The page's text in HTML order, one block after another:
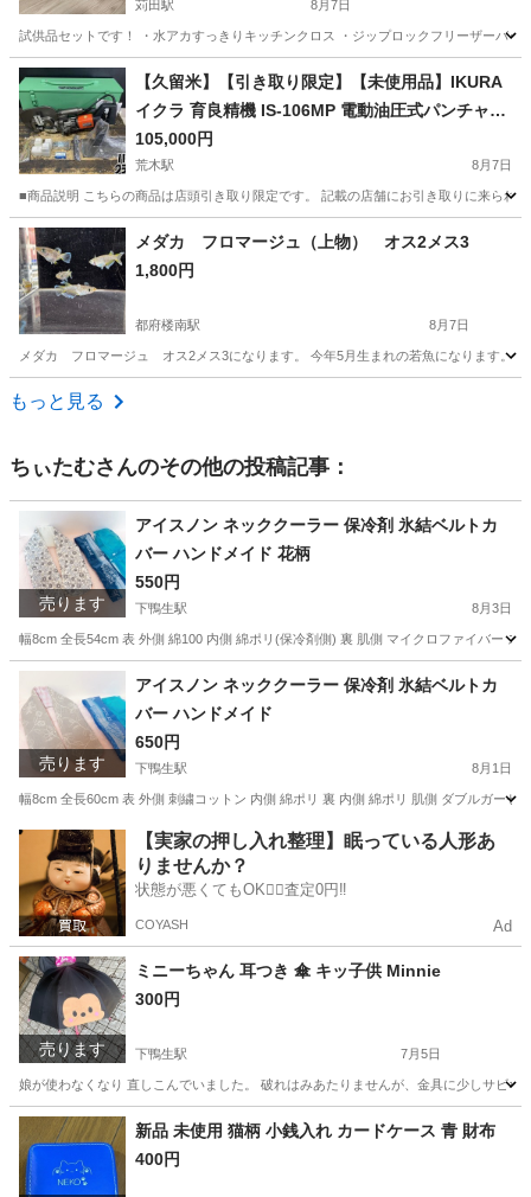
苅田駅 8月7日
試供品セットです！ ・水アカすっきりキッチンクロス ・ジップロックフリーザーバ
福岡 京都郡 苅田駅 その他 試供品
【久留米】【引き取り限定】【未使用品】IKURA
イクラ 育良精機 IS-106MP 電動油圧式パンチャー
ミニパンチャー 20mm 単相100V 14.5kg
105,000円
荒木駅 8月7日
■商品説明 こちらの商品は店頭引き取り限定です。 記載の店舗にお引き取りに来ら
福岡 久留米市 荒木駅 パンチャー
メダカ フロマージュ（上物） オス2メス3
1,800円
都府楼南駅 8月7日
メダカ フロマージュ オス2メス3になります。 今年5月生まれの若魚になります。
福岡 太宰府市
もっと見る
ちぃたむさんのその他の投稿記事：
売ります
アイスノン ネッククーラー 保冷剤 氷結ベルトカ
バー ハンドメイド 花柄
550円
下鴨生駅 8月3日
幅8cm 全長54cm 表 外側 綿100 内側 綿ポリ(保冷剤側) 裏 肌側 マイクロファイバー
福岡 嘉麻市 下鴨生駅 その他 保冷剤
売ります
アイスノン ネッククーラー 保冷剤 氷結ベルトカ
バー ハンドメイド
650円
下鴨生駅 8月1日
幅8cm 全長60cm 表 外側 刺繍コットン 内側 綿ポリ 裏 内側 綿ポリ 肌側 ダブルガー
福岡 嘉麻市 下鴨生駅 その他 保冷剤
【実家の押し入れ整理】眠っている人形あ
りませんか？
状態が悪くてもOK🙆‍♀️査定0円‼️
COYASH Ad
売ります
ミニーちゃん 耳つき 傘 キッ子供 Minnie
300円
下鴨生駅 7月5日
娘が使わなくなり 直しこんでいました。 破れはみあたりませんが、金具に少しサビ
福岡 嘉麻市 下鴨生駅 キッズ用品
新品 未使用 猫柄 小銭入れ カードケース 青 財布
400円